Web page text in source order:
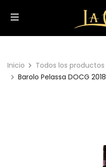
Inicio
Todos los productos
Barolo Pelassa DOCG 2018